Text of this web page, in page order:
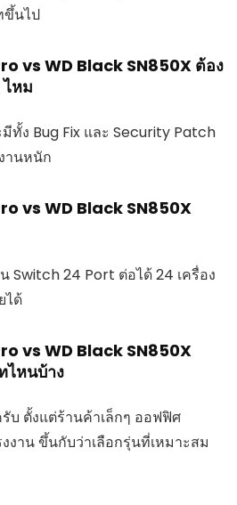
ขึ้นไป
vs WD Black SN850X ต้อง
หม
ทั้ง Bug Fix และ Security Patch
านหนัก
vs WD Black SN850X
Switch 24 Port ต่อได้ 24 เครื่อง
ได้
vs WD Black SN850X
ไหนบ้าง
บ ตั้งแต่ร้านค้าเล็กๆ ออฟฟิศ
งาน ขึ้นกับว่าเลือกรุ่นที่เหมาะสม